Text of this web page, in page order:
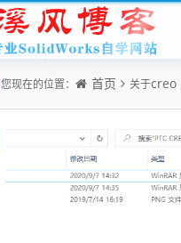
您现在的位置： 首页 关于creo